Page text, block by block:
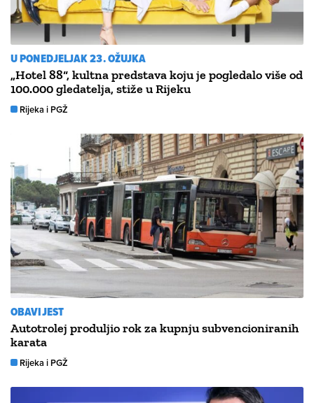
U PONEDJELJAK 23. OŽUJKA
„Hotel 88“, kultna predstava koju je pogledalo više od
100.000 gledatelja, stiže u Rijeku
Rijeka i PGŽ
OBAVIJEST
Autotrolej produljio rok za kupnju subvencioniranih
karata
Rijeka i PGŽ